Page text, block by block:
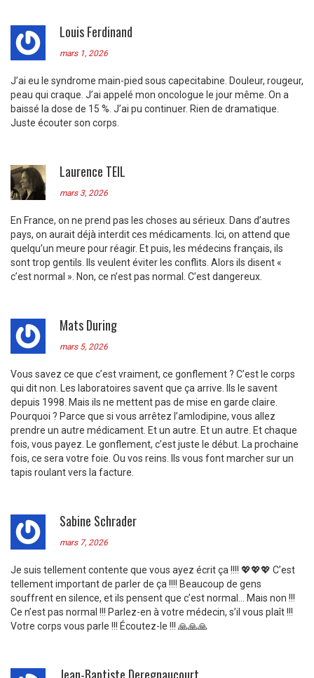
Louis Ferdinand
mars 1, 2026
J’ai eu le syndrome main-pied sous capecitabine. Douleur, rougeur,
peau qui craque. J’ai appelé mon oncologue le jour même. On a
baissé la dose de 15 %. J’ai pu continuer. Rien de dramatique.
Juste écouter son corps.
Laurence TEIL
mars 3, 2026
En France, on ne prend pas les choses au sérieux. Dans d’autres
pays, on aurait déjà interdit ces médicaments. Ici, on attend que
quelqu’un meure pour réagir. Et puis, les médecins français, ils
sont trop gentils. Ils veulent éviter les conflits. Alors ils disent «
c’est normal ». Non, ce n’est pas normal. C’est dangereux.
Mats During
mars 5, 2026
Vous savez ce que c’est vraiment, ce gonflement ? C’est le corps
qui dit non. Les laboratoires savent que ça arrive. Ils le savent
depuis 1998. Mais ils ne mettent pas de mise en garde claire.
Pourquoi ? Parce que si vous arrêtez l’amlodipine, vous allez
prendre un autre médicament. Et un autre. Et un autre. Et chaque
fois, vous payez. Le gonflement, c’est juste le début. La prochaine
fois, ce sera votre foie. Ou vos reins. Ils vous font marcher sur un
tapis roulant vers la facture.
Sabine Schrader
mars 7, 2026
Je suis tellement contente que vous ayez écrit ça !!!! 💖💖💖 C’est
tellement important de parler de ça !!!! Beaucoup de gens
souffrent en silence, et ils pensent que c’est normal… Mais non !!!
Ce n’est pas normal !!! Parlez-en à votre médecin, s’il vous plaît !!!
Votre corps vous parle !!! Écoutez-le !!! 🙏🙏🙏